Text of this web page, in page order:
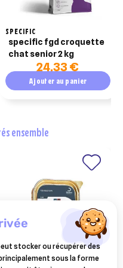
SPECIFIC
specific fgd croquette
chat senior 2 kg
24,33 €
Ajouter au panier
ensemble
specific fjw joint support
stocker ou récupérer des
sous la forme